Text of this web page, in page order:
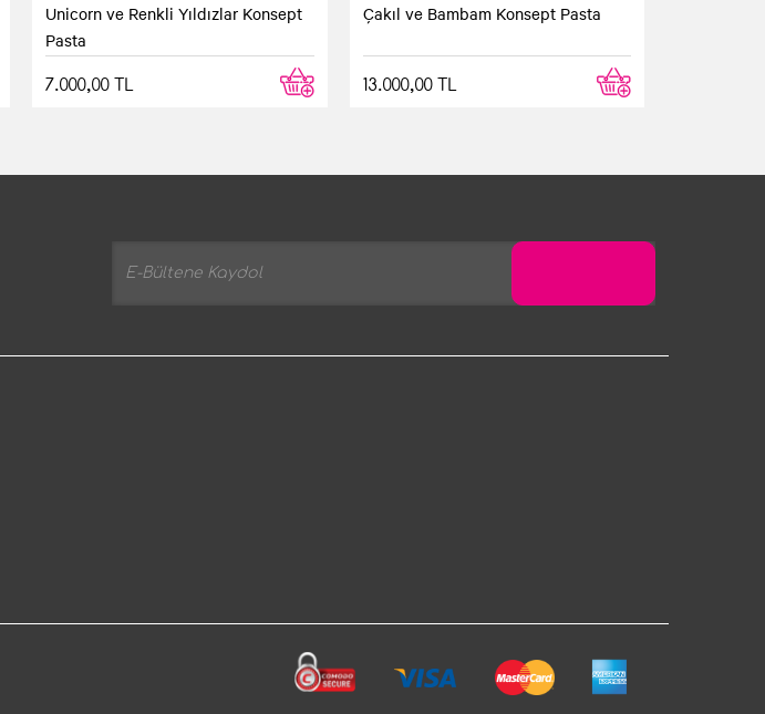
Unicorn ve Renkli Yıldızlar Konsept
Pasta
7.000,00 TL
Çakıl ve Bambam Konsept Pasta
13.000,00 TL